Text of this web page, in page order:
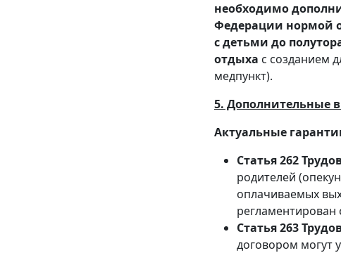
необходимо
Федерации нормой
с детьми до
отдыха с созданием
медпункт).
5. Дополнительные
Актуальные
Статья 262
родителей
оплачиваемых
Статья 263
договором могут